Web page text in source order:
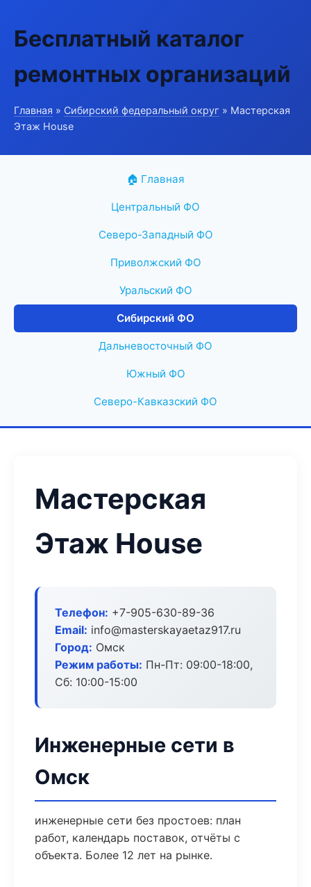
Бесплатный каталог
ремонтных организаций
Главная » Сибирский федеральный округ » Мастерская
Этаж House
🏠 Главная
Центральный ФО
Северо-Западный ФО
Приволжский ФО
Уральский ФО
Сибирский ФО
Дальневосточный ФО
Южный ФО
Северо-Кавказский ФО
Мастерская
Этаж House
Телефон: +7-905-630-89-36
Email: info@masterskayaetaz917.ru
Город: Омск
Режим работы: Пн-Пт: 09:00-18:00,
Сб: 10:00-15:00
Инженерные сети в
Омск
инженерные сети без простоев: план
работ, календарь поставок, отчёты с
объекта. Более 12 лет на рынке.